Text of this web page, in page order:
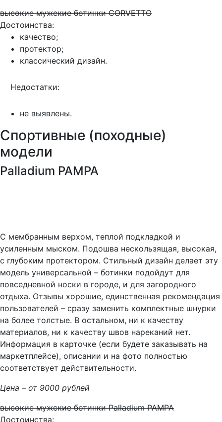
высокие мужские ботинки CORVETTO
Достоинства:
качество;
протектор;
классический дизайн.
Недостатки:
не выявлены.
Спортивные (походные)
модели
Palladium PAMPA
С мембранным верхом, теплой подкладкой и
усиленным мыском. Подошва нескользящая, высокая,
с глубоким протектором. Стильный дизайн делает эту
модель универсальной – ботинки подойдут для
повседневной носки в городе, и для загородного
отдыха. Отзывы хорошие, единственная рекомендация
пользователей – сразу заменить комплектные шнурки
на более толстые. В остальном, ни к качеству
материалов, ни к качеству швов нареканий нет.
Информация в карточке (если будете заказывать на
маркетплейсе), описании и на фото полностью
соответствует действительности.
Цена – от 9000 рублей
высокие мужские ботинки Palladium PAMPA
Достоинства: